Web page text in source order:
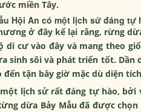
miền Tây.
Hội An có một lịch sử đáng tự
ở đây kể lại rằng, rừng
di cư vào đây và mang theo
sinh sôi và phát triển tốt.
đến tận bây giờ mặc dù diện
lịch sử rất đáng tự hào, bởi
dừa Bảy Mẫu đã được